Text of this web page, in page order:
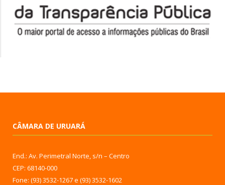
CÂMARA DE URUARÁ
End.: Av. Perimetral Norte, s/n – Centro
CEP: 68140-000
Fone: (93) 3532-1267 e (93) 3532-1602